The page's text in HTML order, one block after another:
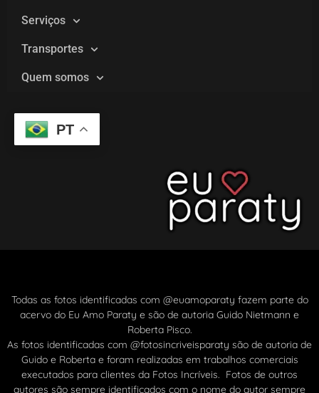
Serviços
Transportes
Quem somos
PT
Todas as fotos identificadas com @euamoparaty fazem parte do
acervo do Eu Amo Paraty e são de autoria Guido Nietmann e
Roberta Pisco.
As fotos identificadas com @fotosincriveisparaty são de autoria de
Guido e Roberta e foram realizadas em trabalhos comerciais
executados para clientes da Fotos Incríveis. Fotos de outros
autores são sempre identificados com o nome do autor sempre